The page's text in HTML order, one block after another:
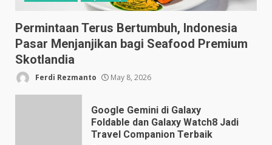
Permintaan Terus Bertumbuh, Indonesia
Pasar Menjanjikan bagi Seafood Premium
Skotlandia
Ferdi Rezmanto May 8, 2026
Google Gemini di Galaxy
Foldable dan Galaxy Watch8 Jadi
Travel Companion Terbaik